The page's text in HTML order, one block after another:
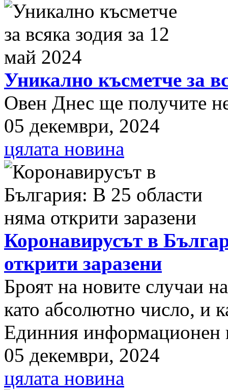
Уникално късметче за
Овен Днес ще получите
05 декември, 2024
цялата новина
Коронавирусът в
открити заразени
Броят на новите случаи
като абсолютно число, и
Единния информационен
05 декември, 2024
цялата новина